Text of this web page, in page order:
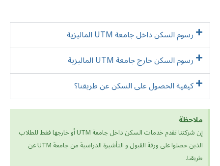
رسوم السكن داخل جامعة UTM الماليزية
رسوم السكن خارج جامعة UTM الماليزية
كيفية الحصول على السكن عن طریقنا؟
ملاحظة
إن شركتنا تقدم خدمات السكن داخل جامعة UTM أو خارجها فقط للطلاب
الذين حصلوا على ورقة القبول و التأشيرة الدراسية من جامعة UTM عن
طريقنا.